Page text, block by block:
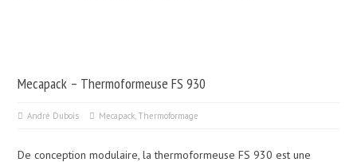
Mecapack – Thermoformeuse FS 930
André Dubois Mecapack, Thermoformage
De conception modulaire, la thermoformeuse FS 930 est une